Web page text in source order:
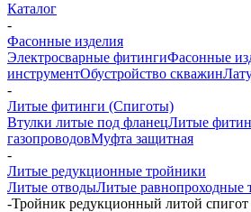
Каталог
-
Фасонные изделия
Электросварные фитингиФасонные
инструментОбустройство скважин
-
Литые фитинги (Спиготы)
Втулки литые под фланецЛитые
газопроводовМуфта защитная
-
Литые редукционные тройники
Литые отводыЛитые равнопроходные
-Тройник редукционный литой спигот